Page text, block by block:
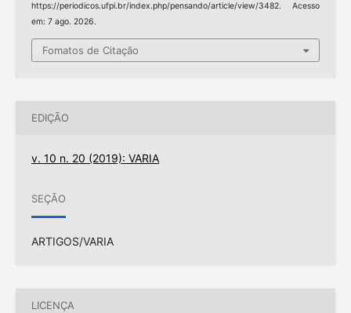
https://periodicos.ufpi.br/index.php/pensando/article/view/3482. Acesso
em: 7 ago. 2026.
Fomatos de Citação
EDIÇÃO
v. 10 n. 20 (2019): VARIA
SEÇÃO
ARTIGOS/VARIA
LICENÇA